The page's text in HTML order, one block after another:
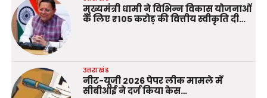
मुख्यमंत्री धामी ने विभिन्न विकास योजनाओं
के लिए ₹105 करोड़ की वित्तीय स्वीकृति दी…
उत्तराखंड
नीट-यूजी 2026 पेपर लीक मामले में
सीबीआई ने दर्ज किया केस…